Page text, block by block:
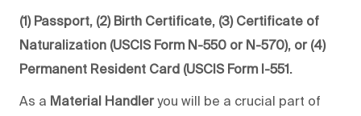
(1) Passport, (2) Birth Certificate, (3) Certificate of
Naturalization (USCIS Form N-550 or N-570), or (4)
Permanent Resident Card (USCIS Form I-551.
As a Material Handleryou will be a crucial part of